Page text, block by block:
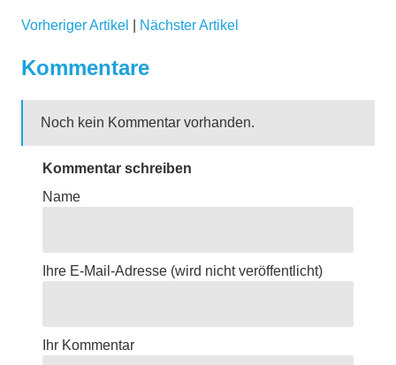
Vorheriger Artikel Nächster Artikel
Kommentare
Noch kein Kommentar vorhanden.
Kommentar schreiben
Name
Ihre E-Mail-Adresse (wird nicht veröffentlicht)
Ihr Kommentar